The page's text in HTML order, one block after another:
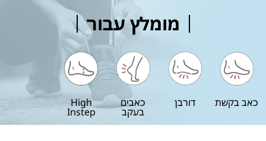
מומלץ עבור
כאב בקשת דורבן כאבים
בעקב
High
Instep